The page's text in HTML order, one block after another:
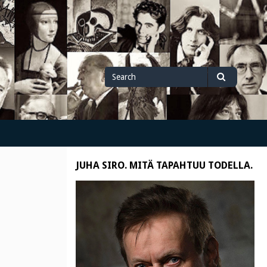
Search
for
Search
JUHA SIRO. MITÄ TAPAHTUU TODELLA.